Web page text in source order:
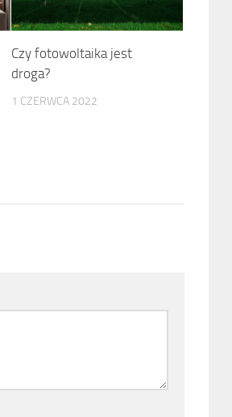
Czy fotowoltaika jest
droga?
1 CZERWCA 2022